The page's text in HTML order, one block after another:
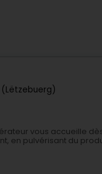
vous accueille
en pulvérisant du